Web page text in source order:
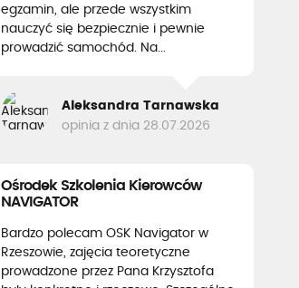
egzamin, ale przede wszystkim
nauczyć się bezpiecznie i pewnie
prowadzić samochód. Na...
Aleksandra Tarnawska
opinia z dnia 28.07.2026
Ośrodek Szkolenia Kierowców
NAVIGATOR
Bardzo polecam OSK Navigator w
Rzeszowie, zajęcia teoretyczne
prowadzone przez Pana Krzysztofa